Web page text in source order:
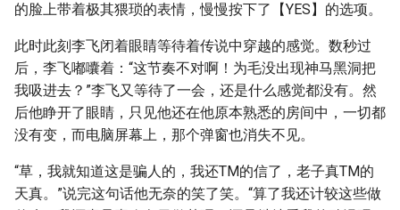
的脸上带着极其猥琐的表情，慢慢按下了【YES】的选项。
此时此刻李飞闭着眼睛等待着传说中穿越的感觉。数秒过
后，李飞嘟囔着：“这节奏不对啊！为毛没出现神马黑洞把
我吸进去？”李飞又等待了一会，还是什么感觉都没有。然
后他睁开了眼睛，只见他还在他原本熟悉的房间中，一切都
没有变，而电脑屏幕上，那个弹窗也消失不见。
“草，我就知道这是骗人的，我还TM的信了，老子真TM的
天真。”说完这句话他无奈的笑了笑。“算了我还计较这些做